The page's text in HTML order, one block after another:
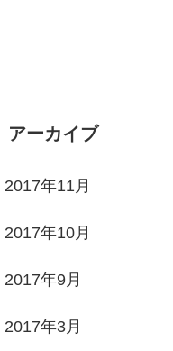
アーカイブ
2017年11月
2017年10月
2017年9月
2017年3月